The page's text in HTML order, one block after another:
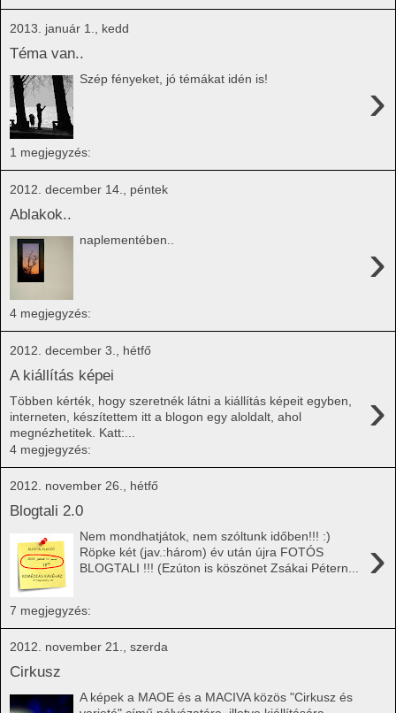
2013. január 1., kedd
Téma van..
›
Szép fényeket, jó témákat idén is!
1 megjegyzés:
2012. december 14., péntek
Ablakok..
›
naplementében..
4 megjegyzés:
2012. december 3., hétfő
A kiállítás képei
›
Többen kérték, hogy szeretnék látni a kiállítás képeit egyben,
interneten, készítettem itt a blogon egy aloldalt, ahol
megnézhetitek. Katt:...
4 megjegyzés:
2012. november 26., hétfő
Blogtali 2.0
›
Nem mondhatjátok, nem szóltunk időben!!! :)
Röpke két (jav.:három) év után újra FOTÓS
BLOGTALI !!! (Ezúton is köszönet Zsákai Pétern...
7 megjegyzés:
2012. november 21., szerda
Cirkusz
A képek a MAOE és a MACIVA közös "Cirkusz és